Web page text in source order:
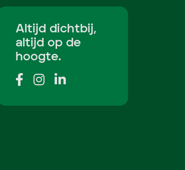
Altijd dichtbij,
altijd op de
hoogte.